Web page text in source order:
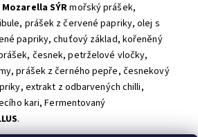
MozarellaSÝRmořský prášek,
prášek z červené papriky, olej s
papriky, chuťový základ, kořeněný
česnek, petrželové vločky,
prášek z černého pepře, česnekový
extrakt z odbarvených chilli,
kari, Fermentovaný
.